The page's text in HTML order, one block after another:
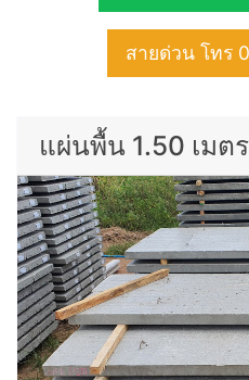
สายด่วน โทร
แผ่นพื้น 1.50 เมต